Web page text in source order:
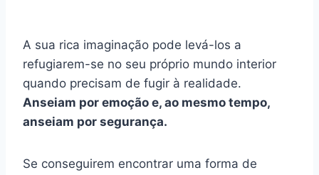
A sua rica imaginação pode levá-los a
refugiarem-se no seu próprio mundo interior
quando precisam de fugir à realidade.
Anseiam por emoção e, ao mesmo tempo,
anseiam por segurança.
Se conseguirem encontrar uma forma de